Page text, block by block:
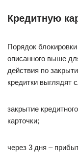
Кредитную
Порядок
описанного выше
действия по
кредитки выглядят
закрытие
карточки;
через 3 дня –